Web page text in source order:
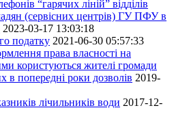
“гарячих ліній” відділів
(сервісних центрів) ГУ ПФУ в
2023-03-17 13:03:18
податку 2021-06-30 05:57:33
права власності на
користуються жителі громади
в попередні роки дозволів 2019-
лічильників води 2017-12-